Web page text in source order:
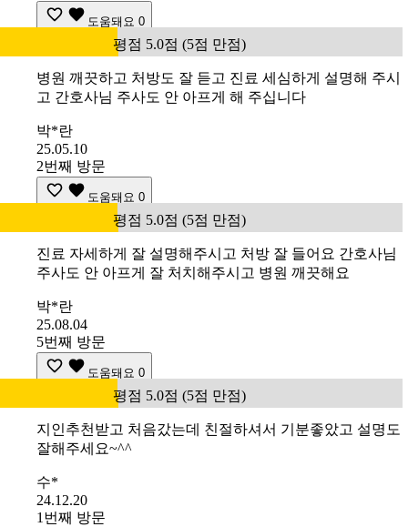
도움돼요 0
평점 5.0점 (5점 만점)
병원 깨끗하고 처방도 잘 듣고 진료 세심하게 설명해 주시
고 간호사님 주사도 안 아프게 해 주십니다
박*란
25.05.10
2번째 방문
도움돼요 0
평점 5.0점 (5점 만점)
진료 자세하게 잘 설명해주시고 처방 잘 들어요 간호사님
주사도 안 아프게 잘 처치해주시고 병원 깨끗해요
박*란
25.08.04
5번째 방문
도움돼요 0
평점 5.0점 (5점 만점)
지인추천받고 처음갔는데 친절하셔서 기분좋았고 설명도
잘해주세요~^^
수*
24.12.20
1번째 방문